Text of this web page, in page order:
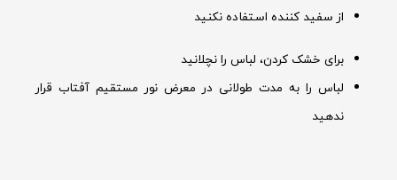
از سفید کننده استفاده نکنید
برای خشک کردن، لباس را نچلانید
لباس را به مدت طولانی در معرض نور مستقیم آفتاب قرار
ندهید